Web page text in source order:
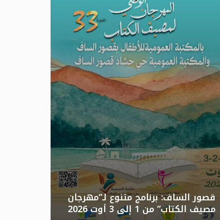
قصور الساف: برنامج متنوع لـ”مهرجان
مصيف الكتاب” من 1 إلى 3 أوت 2026